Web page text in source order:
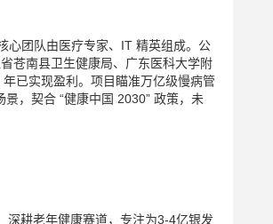
团队由医疗专家、IT 精英组成。公
苍南县卫生健康局、广东医科大学附
已实现盈利。项目瞄准万亿级慢病管
，契合 “健康中国 2030” 政策，未
耕老年健康赛道，专注为3-4亿银发